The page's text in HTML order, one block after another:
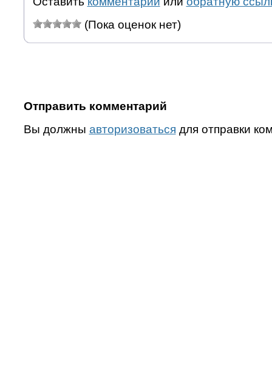
(Пока оценок нет)
Отправить комментарий
Вы должны авторизоваться для отправки